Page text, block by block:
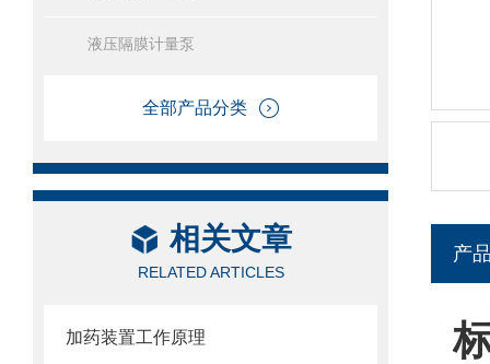
液压隔膜计量泵
全部产品分类
相关文章
RELATED ARTICLES
加药装置工作原理
产